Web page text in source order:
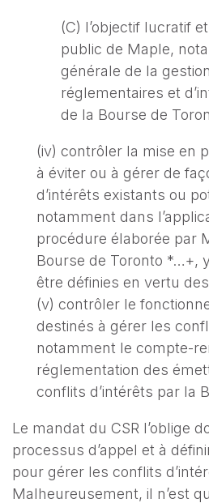
(C) l’objectif lucratif
public de Maple,
générale de la
réglementaires et
de la Bourse de
(iv) contrôler la mise en
à éviter ou à gérer de
d’intérêts existants ou
notamment dans
procédure élaborée par
Bourse de Toronto *…+,
être définies en vertu
(v) contrôler le
destinés à gérer les
notamment le compte-
réglementation des
conflits d’intérêts par la
Le mandat du CSR l’oblige
processus d’appel et à
pour gérer les conflits
Malheureusement, il n’est